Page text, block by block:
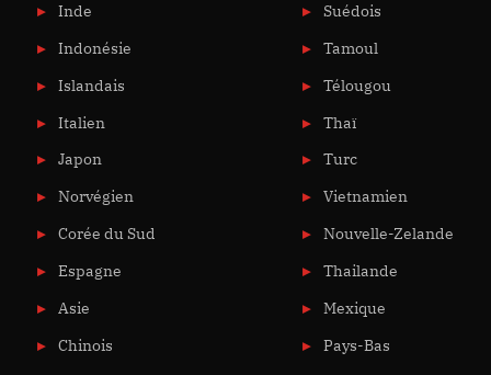
Inde
Indonésie
Islandais
Italien
Japon
Norvégien
Corée du Sud
Espagne
Asie
Chinois
Suédois
Tamoul
Télougou
Thaï
Turc
Vietnamien
Nouvelle-Zelande
Thailande
Mexique
Pays-Bas